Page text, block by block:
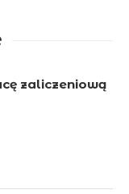
zaliczeniową